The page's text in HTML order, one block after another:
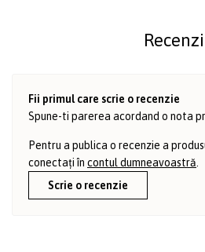
Fii primul care scrie o recenzie
Spune-ti parerea acordand o nota
Pentru a publica o recenzie a
conectați în contul dumneavoastră
Scrie o recenzie